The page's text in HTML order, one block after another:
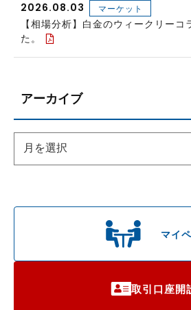
マイ
取引口座開
2026.08.03 マーケット
【相場分析】白金のウィークリーコ
た。
アーカイブ